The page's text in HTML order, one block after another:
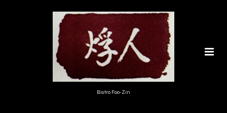
Bistro Foo-Zin